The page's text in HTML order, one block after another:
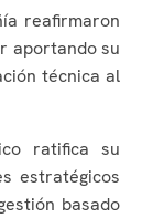
reafirmaron
aportando su
técnica al
ratifica su
estratégicos
basado